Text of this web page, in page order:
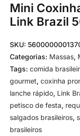
Mini
Link Brazil
SKU:
Categorias: Massas,
Tags: comida
gourmet, coxinha
lanche rápido, Link
petisco de festa,
salgados brasileiros,
brasileiros